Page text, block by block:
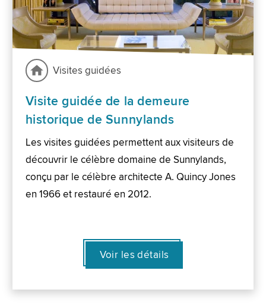
Visites guidées
Visite guidée de la demeure
historique de Sunnylands
Les visites guidées permettent aux visiteurs de
découvrir le célèbre domaine de Sunnylands,
conçu par le célèbre architecte A. Quincy Jones
en 1966 et restauré en 2012.
Voir les détails